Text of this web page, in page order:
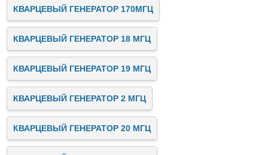
КВАРЦЕВЫЙ ГЕНЕРАТОР 170МГЦ
КВАРЦЕВЫЙ ГЕНЕРАТОР 18 МГЦ
КВАРЦЕВЫЙ ГЕНЕРАТОР 19 МГЦ
КВАРЦЕВЫЙ ГЕНЕРАТОР 2 МГЦ
КВАРЦЕВЫЙ ГЕНЕРАТОР 20 МГЦ